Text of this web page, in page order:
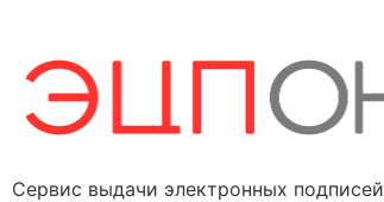
Сервис выдачи электронных подписей